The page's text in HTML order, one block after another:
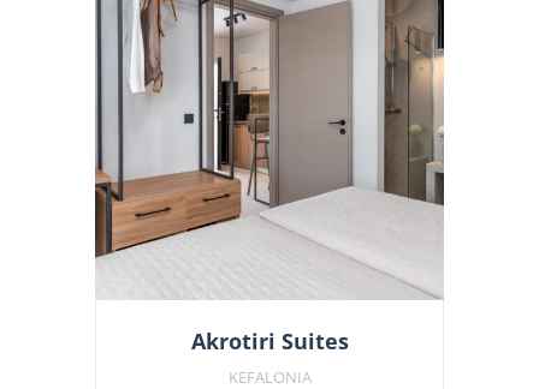
Akrotiri Suites
KEFALONIA